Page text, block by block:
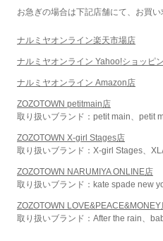
お急ぎの場合は下記店舗にて、お買い
ナルミヤオンライン楽天市場店
ナルミヤオンライン Yahoo!ショッピ
ナルミヤオンライン Amazon店
ZOZOTOWN petitmain店
取り扱いブランド：petit main、petit
ZOZOTOWN X-girl Stages店
取り扱いブランド：X-girl Stages、
ZOZOTOWN NARUMIYA ONLINE店
取り扱いブランド：kate spade new
ZOZOTOWN LOVE&PEACE&MONEY
取り扱いブランド：After the rain、